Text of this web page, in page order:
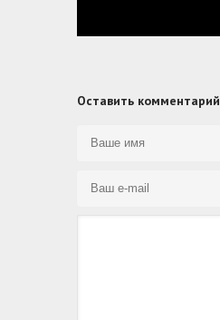
Оставить комментарий